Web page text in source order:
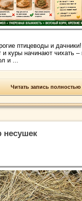
птицеводы и
куры начинают чихать –
и ...
Читать запись полностью
несушек